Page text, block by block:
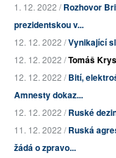
1. 12. 2022 /Rozhovor
prezidentskou v...
12. 12. 2022 /Vynikající
12. 12. 2022 /Tomáš
12. 12. 2022 /Bití,
Amnesty dokaz...
12. 12. 2022 /Ruské
11. 12. 2022 /Ruská
žádá o zpravo...